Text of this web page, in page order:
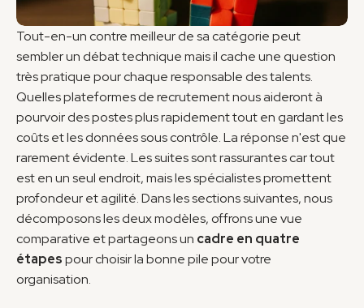
Tout-en-un contre meilleur de sa catégorie peut
sembler un débat technique mais il cache une question
très pratique pour chaque responsable des talents.
Quelles plateformes de recrutement nous aideront à
pourvoir des postes plus rapidement tout en gardant les
coûts et les données sous contrôle. La réponse n'est que
rarement évidente. Les suites sont rassurantes car tout
est en un seul endroit, mais les spécialistes promettent
profondeur et agilité. Dans les sections suivantes, nous
décomposons les deux modèles, offrons une vue
comparative et partageons un cadre en quatre
étapes pour choisir la bonne pile pour votre
organisation.